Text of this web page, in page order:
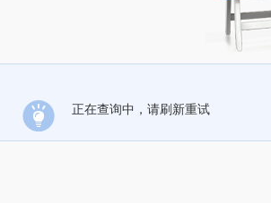
正在查询中，请刷新重试